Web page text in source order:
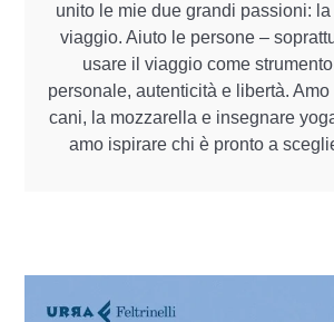
unito le mie due grandi passioni: la
viaggio. Aiuto le persone –
usare il viaggio come
personale, autenticità e libertà.
cani, la mozzarella e insegnare
amo ispirare chi è pronto a